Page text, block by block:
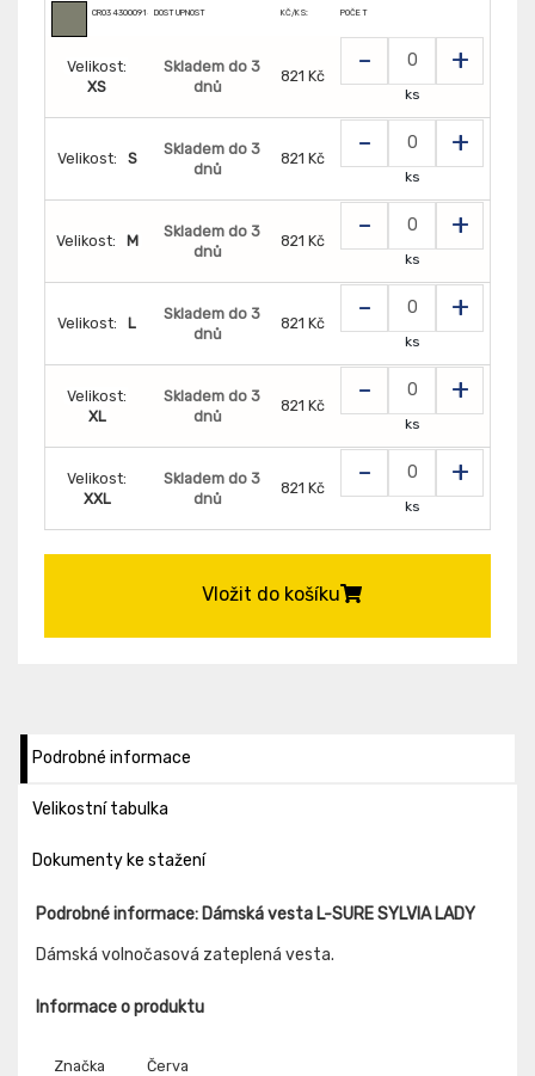
CR0343000914 DOSTUPNOST KČ/KS: POČET
Velikost:
XS
Skladem do 3
dnů
821 Kč - +
ks
Velikost: S
Skladem do 3
dnů
821 Kč - +
ks
Velikost: M
Skladem do 3
dnů
821 Kč - +
ks
Velikost: L
Skladem do 3
dnů
821 Kč - +
ks
Velikost:
XL
Skladem do 3
dnů
821 Kč - +
ks
Velikost:
XXL
Skladem do 3
dnů
821 Kč - +
ks
Vložit do košíku
Podrobné informace
Velikostní tabulka
Dokumenty ke stažení
Podrobné informace: Dámská vesta L-SURE SYLVIA LADY
Dámská volnočasová zateplená vesta.
Informace o produktu
Značka Červa